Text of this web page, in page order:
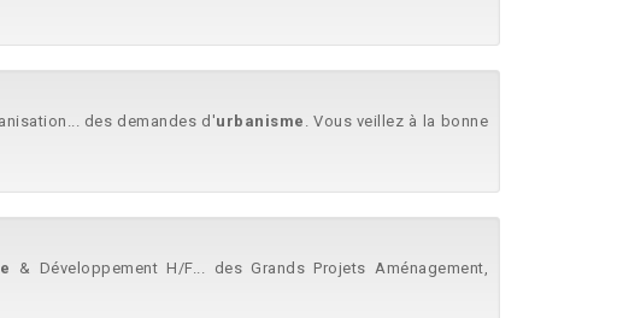
des demandes d'urbanisme . Vous veillez à la bonne
& Développement H/F... des Grands Projets Aménagement,